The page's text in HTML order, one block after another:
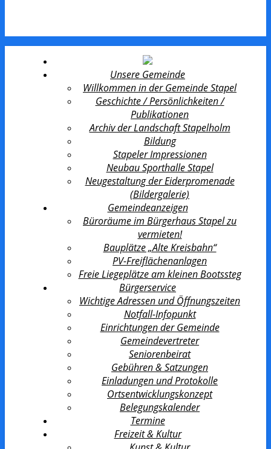
Unsere Gemeinde
Willkommen in der Gemeinde Stapel
Geschichte / Persönlichkeiten /
Publikationen
Archiv der Landschaft Stapelholm
Bildung
Stapeler Impressionen
Neubau Sporthalle Stapel
Neugestaltung der Eiderpromenade
(Bildergalerie)
Gemeindeanzeigen
Büroräume im Bürgerhaus Stapel zu
vermieten!
Bauplätze „Alte Kreisbahn“
PV-Freiflächenanlagen
Freie Liegeplätze am kleinen Bootssteg
Bürgerservice
Wichtige Adressen und Öffnungszeiten
Notfall-Infopunkt
Einrichtungen der Gemeinde
Gemeindevertreter
Seniorenbeirat
Gebühren & Satzungen
Einladungen und Protokolle
Ortsentwicklungs­konzept
Belegungskalender
Termine
Freizeit & Kultur